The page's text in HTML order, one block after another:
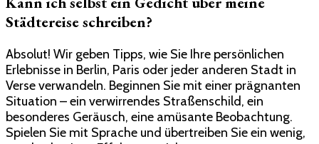
Städtereise schreiben?
Absolut! Wir geben Tipps, wie Sie Ihre persönlichen
Erlebnisse in Berlin, Paris oder jeder anderen Stadt in
Verse verwandeln. Beginnen Sie mit einer prägnanten
Situation – ein verwirrendes Straßenschild, ein
besonderes Geräusch, eine amüsante Beobachtung.
Spielen Sie mit Sprache und übertreiben Sie ein wenig,